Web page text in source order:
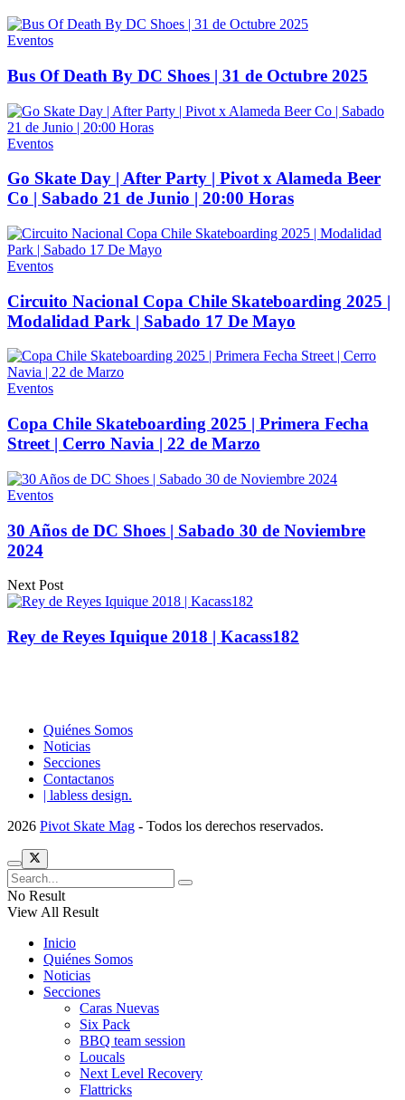
Eventos
Bus Of Death By DC Shoes | 31 de Octubre 2025
Eventos
Go Skate Day | After Party | Pivot x Alameda Beer
Co | Sabado 21 de Junio | 20:00 Horas
Eventos
Circuito Nacional Copa Chile Skateboarding 2025 |
Modalidad Park | Sabado 17 De Mayo
Eventos
Copa Chile Skateboarding 2025 | Primera Fecha
Street | Cerro Navia | 22 de Marzo
Eventos
30 Años de DC Shoes | Sabado 30 de Noviembre
2024
Next Post
Rey de Reyes Iquique 2018 | Kacass182
Quiénes Somos
Noticias
Secciones
Contactanos
| labless design.
2026 Pivot Skate Mag - Todos los derechos reservados.
No Result
View All Result
Inicio
Quiénes Somos
Noticias
Secciones
Caras Nuevas
Six Pack
BBQ team session
Loucals
Next Level Recovery
Flattricks